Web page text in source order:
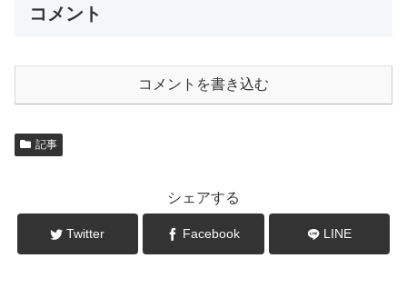
コメント
コメントを書き込む
記事
シェアする
Twitter Facebook LINE